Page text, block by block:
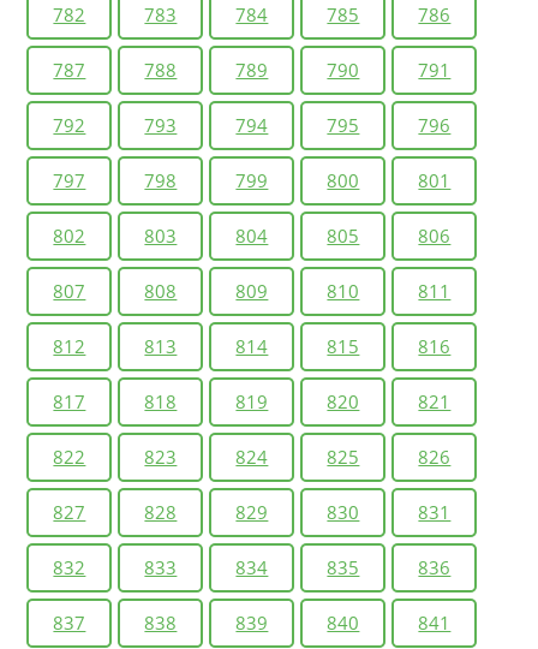
782 783 784 785 786
787 788 789 790 791
792 793 794 795 796
797 798 799 800 801
802 803 804 805 806
807 808 809 810 811
812 813 814 815 816
817 818 819 820 821
822 823 824 825 826
827 828 829 830 831
832 833 834 835 836
837 838 839 840 841